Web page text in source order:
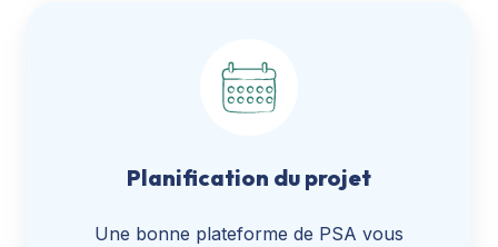
Planification du projet
Une bonne plateforme de PSA vous